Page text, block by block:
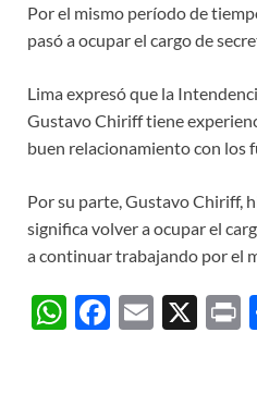
Por el mismo período de
pasó a ocupar el cargo de
Lima expresó que la
Gustavo Chiriff tiene
buen relacionamiento con los
Por su parte, Gustavo Chiriff,
significa volver a ocupar el
a continuar trabajando por el
W F
E
X